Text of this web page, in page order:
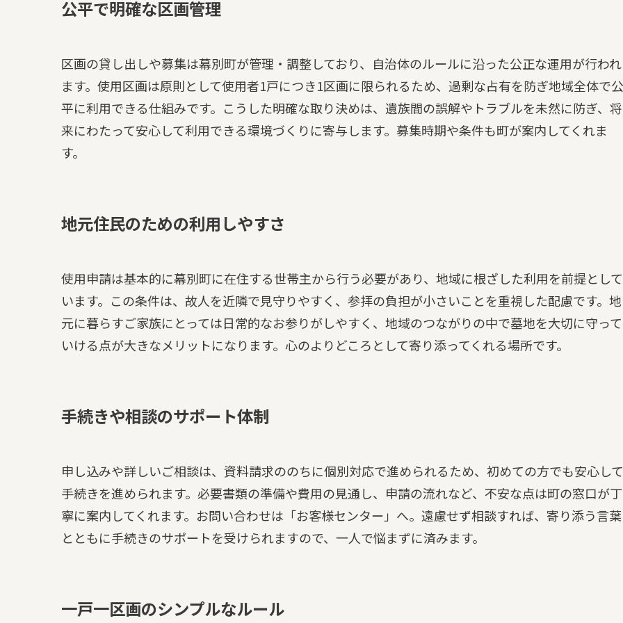
公平で明確な区画管理
区画の貸し出しや募集は幕別町が管理・調整しており、自治体のルールに沿った公正な運用が行われ
ます。使用区画は原則として使用者1戸につき1区画に限られるため、過剰な占有を防ぎ地域全体で公
平に利用できる仕組みです。こうした明確な取り決めは、遺族間の誤解やトラブルを未然に防ぎ、将
来にわたって安心して利用できる環境づくりに寄与します。募集時期や条件も町が案内してくれま
す。
地元住民のための利用しやすさ
使用申請は基本的に幕別町に在住する世帯主から行う必要があり、地域に根ざした利用を前提として
います。この条件は、故人を近隣で見守りやすく、参拝の負担が小さいことを重視した配慮です。地
元に暮らすご家族にとっては日常的なお参りがしやすく、地域のつながりの中で墓地を大切に守って
いける点が大きなメリットになります。心のよりどころとして寄り添ってくれる場所です。
手続きや相談のサポート体制
申し込みや詳しいご相談は、資料請求ののちに個別対応で進められるため、初めての方でも安心して
手続きを進められます。必要書類の準備や費用の見通し、申請の流れなど、不安な点は町の窓口が丁
寧に案内してくれます。お問い合わせは「お客様センター」へ。遠慮せず相談すれば、寄り添う言葉
とともに手続きのサポートを受けられますので、一人で悩まずに済みます。
一戸一区画のシンプルなルール